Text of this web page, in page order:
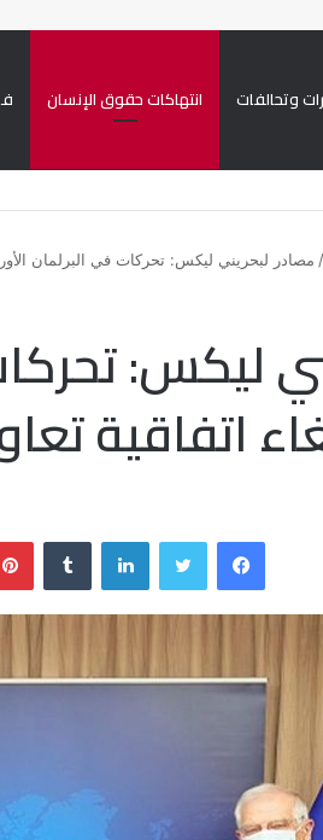
وتحالفات انتهاكات حقوق الإنسان
/ مصادر لبحريني ليكس: تحركات في البرلمان
ليكس:
اتفاقية
فيسبوك لينكدإن